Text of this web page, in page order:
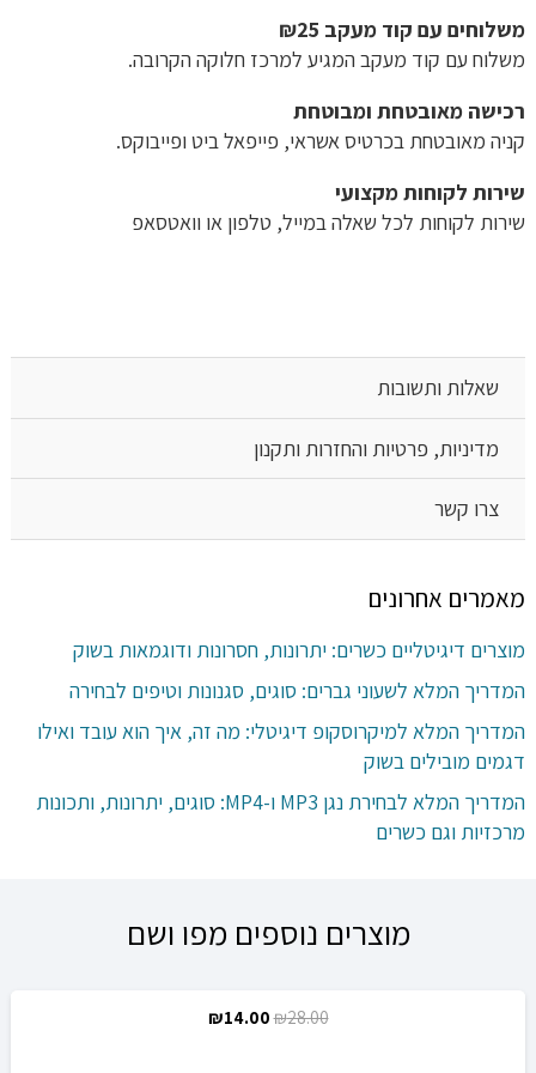
משלוחים עם קוד מעקב ₪25
משלוח​ עם קוד מעקב המגיע למרכז חלוקה הקרובה.
רכישה​ ​מאובטחת ומבוטחת
קניה מאובטחת בכרטיס אשראי, פייפאל ביט ופייבוקס.
שירות לקוחות מקצועי
שירות לקוחות לכל שאלה במייל, טלפון או וואטסאפ
שאלות ותשובות
מדיניות, פרטיות והחזרות ותקנון
צרו קשר
מאמרים אחרונים
מוצרים דיגיטליים כשרים: יתרונות, חסרונות ודוגמאות בשוק
המדריך המלא לשעוני גברים: סוגים, סגנונות וטיפים לבחירה
המדריך המלא למיקרוסקופ דיגיטלי: מה זה, איך הוא עובד ואילו
דגמים מובילים בשוק
המדריך המלא לבחירת נגן MP3 ו-MP4: סוגים, יתרונות, ותכונות
מרכזיות וגם כשרים
מוצרים נוספים מפו ושם
₪28.00
המחיר₪14.00
המחיר